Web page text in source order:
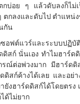
บ่อย ๆ แล้วดับลงก็ไม่
กลงและดับไป ตำแหน่
กัน
อฟต์แวร์และระบบปฏิ
สก์ นั่นเอง ทำไมฮาร์ด
รณ์ต่อพ่วงมาก มีฮาร์ด
สก์ค้างได้เลย และอย่
ฮาร์ดดิสก์ได้โดยตรง
ด้ไม่ยาก